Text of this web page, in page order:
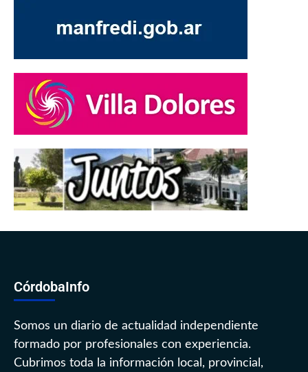
CórdobaInfo
Somos un diario de actualidad independiente
formado por profesionales con experiencia.
Cubrimos toda la información local, provincial,